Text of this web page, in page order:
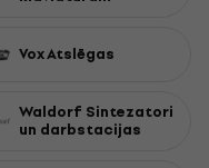
Vox Atslēgas
Waldorf Sintezatori
un darbstacijas